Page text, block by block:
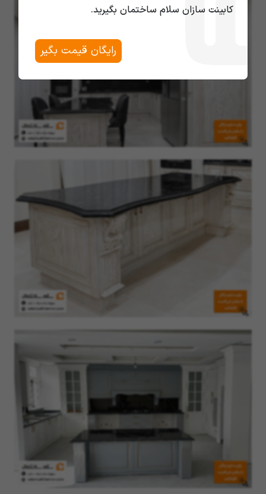
کابینت سازان سلام ساختمان بگیرید.
رایگان قیمت بگیر